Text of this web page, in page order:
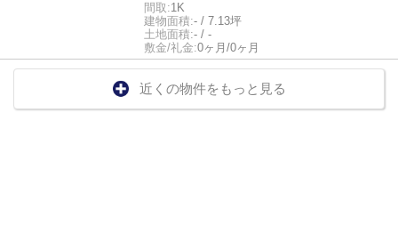
間取:1K
建物面積:- / 7.13坪
土地面積:- / -
敷金/礼金:0ヶ月/0ヶ月
近くの物件をもっと見る